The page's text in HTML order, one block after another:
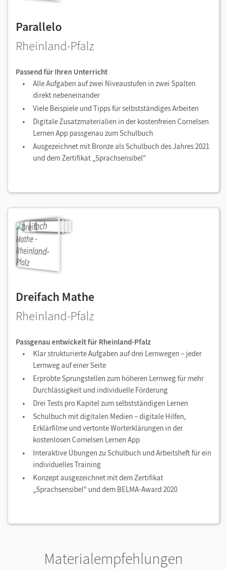
Parallelo
Rheinland-Pfalz
Passend für Ihren Unterricht
Alle Aufgaben auf zwei Niveaustufen in zwei Spalten
direkt nebeneinander
Viele Beispiele und Tipps für selbstständiges Arbeiten
Digitale Zusatzmaterialien in der kostenfreien Cornelsen
Lernen App passgenau zum Schulbuch
Ausgezeichnet mit Bronze als Schulbuch des Jahres 2021
und dem Zertifikat „Sprachsensibel“
Dreifach Mathe
Rheinland-Pfalz
Passgenau entwickelt für Rheinland-Pfalz
Klar strukturierte Aufgaben auf drei Lernwegen – jeder
Lernweg auf einer Seite
Erprobte Sprungstellen zum höheren Lernweg für mehr
Durchlässigkeit und individuelle Förderung
Drei Tests pro Kapitel zum selbstständigen Lernen
Schulbuch mit digitalen Medien – digitale Hilfen,
Erklärfilme und vertonte Worterklärungen in der
kostenlosen Cornelsen Lernen App
Interaktive Übungen zu Schulbuch und Arbeitsheft für ein
individuelles Training
Konzept ausgezeichnet mit dem Zertifikat
„Sprachsensibel“ und dem BELMA-Award 2020
Materialempfehlungen